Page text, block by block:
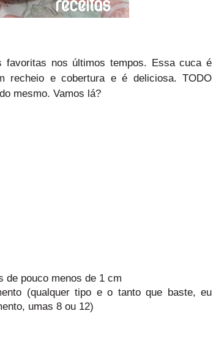
favoritas nos últimos tempos. Essa cuca é
recheio e cobertura e é deliciosa. TODO
mesmo. Vamos lá?
de pouco menos de 1 cm
(qualquer tipo e o tanto que baste, eu
umas 8 ou 12)